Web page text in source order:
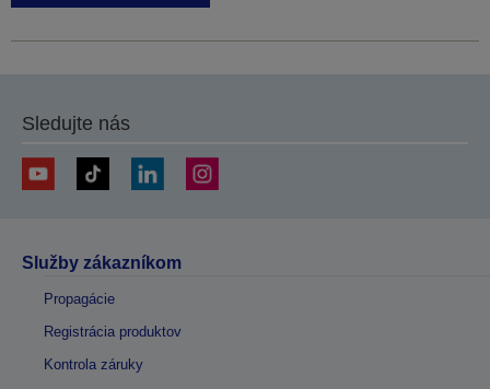
Sledujte nás
Služby zákazníkom
Propagácie
Registrácia produktov
Kontrola záruky